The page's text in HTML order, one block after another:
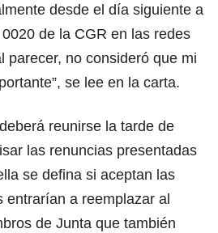
desde el día siguiente a
de la CGR en las redes
parecer, no consideró que mi
se lee en la carta.
reunirse la tarde de
las renuncias presentadas
se defina si aceptan las
entrarían a reemplazar al
de Junta que también